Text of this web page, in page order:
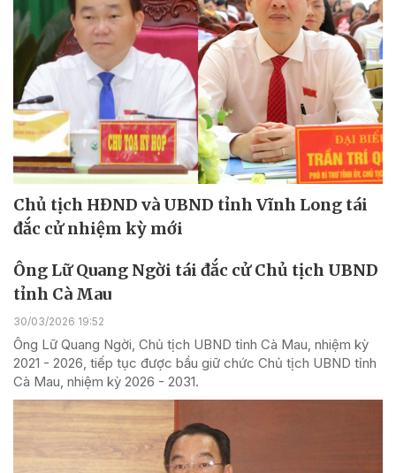
Chủ tịch HĐND và UBND tỉnh Vĩnh Long tái
đắc cử nhiệm kỳ mới
Ông Lữ Quang Ngời tái đắc cử Chủ tịch UBND
tỉnh Cà Mau
30/03/2026 19:52
Ông Lữ Quang Ngời, Chủ tịch UBND tỉnh Cà Mau, nhiệm kỳ
2021 - 2026, tiếp tục được bầu giữ chức Chủ tịch UBND tỉnh
Cà Mau, nhiệm kỳ 2026 - 2031.